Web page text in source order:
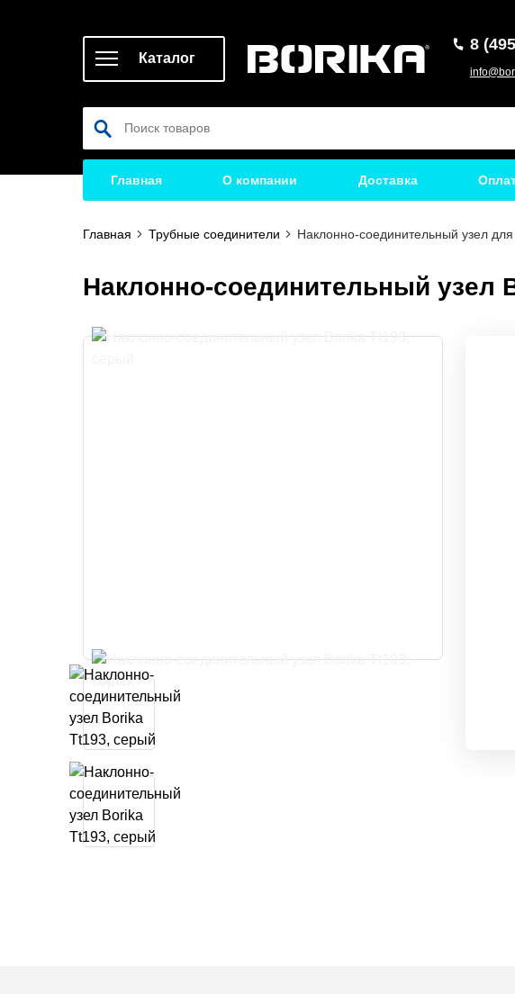
Каталог
8
Главная О компании Доставка
Главная Трубные соединители Наклонно-соединительный узел
Наклонно-соединительный узел